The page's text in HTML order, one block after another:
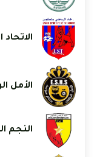
الأمل
النجم